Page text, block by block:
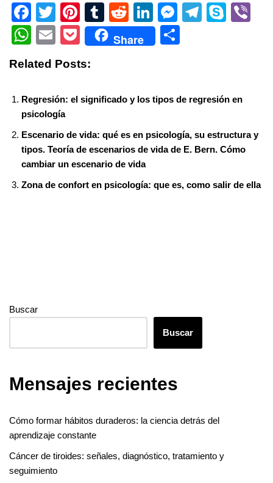
F
a
c
e
o
o
k
T
wi
tt
er
Pi
nt
er
e
st
T
u
m
r
R
e
d
Li
n
k
dI
n
M
e
ss
n
g
er
T
m
S
W
at
s
A
p
p
E
m
ail
P
ck
et
Share
e
Related Posts:
Regresión: el significado y los tipos de regresión en
psicología
Escenario de vida: qué es en psicología, su estructura y
tipos. Teoría de escenarios de vida de E. Bern. Cómo
cambiar un escenario de vida
Zona de confort en psicología: que es, como salir de ella
Buscar
Buscar
Mensajes recientes
Cómo formar hábitos duraderos: la ciencia detrás del
aprendizaje constante
Cáncer de tiroides: señales, diagnóstico, tratamiento y
seguimiento